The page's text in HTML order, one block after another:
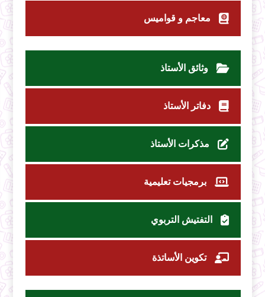
معاجم و قواميس
وثائق الأستاذ
دفاتر الأستاذ
مذكرات الأستاذ
برمجيات تعليمية
التفتيش التربوي
تكوين الأساتذة